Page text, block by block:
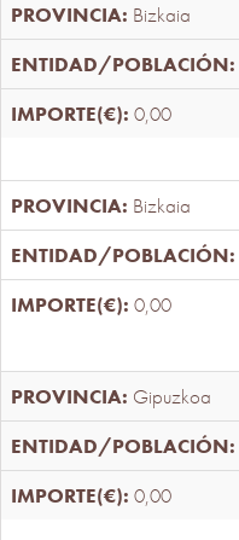
Bizkaia
0,00
Bizkaia
0,00
Gipuzkoa
0,00